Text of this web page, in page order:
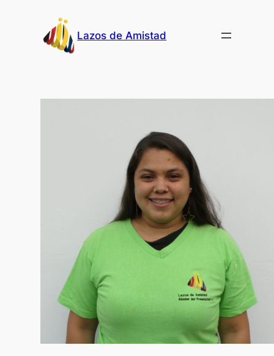
Lazos de Amistad